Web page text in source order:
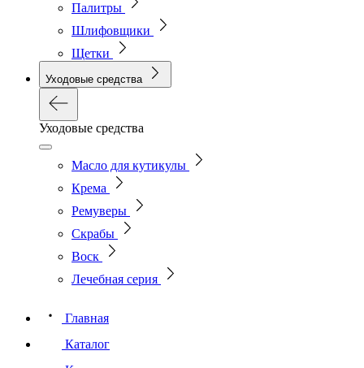
Палитры
Шлифовщики
Щетки
Уходовые средства
Уходовые средства
Масло для кутикулы
Крема
Ремуверы
Скрабы
Воск
Лечебная серия
Главная
Каталог